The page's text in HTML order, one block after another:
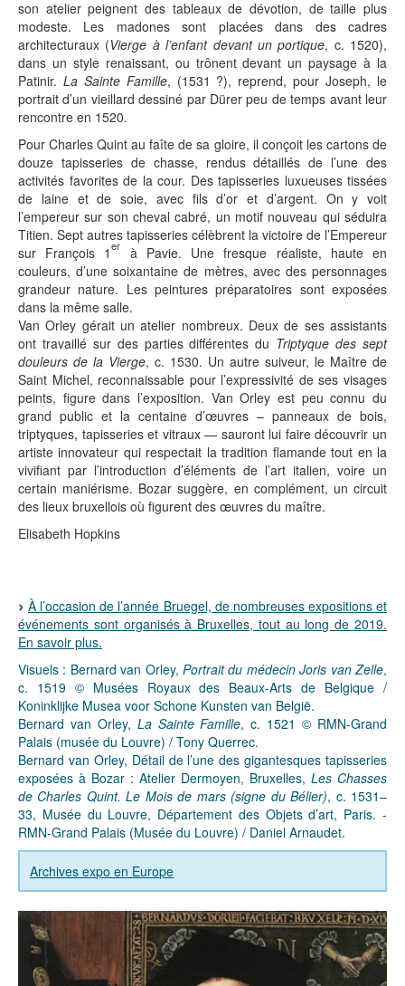
son atelier peignent des tableaux de dévotion, de taille plus
modeste. Les madones sont placées dans des cadres
architecturaux (Vierge à l’enfant devant un portique, c. 1520),
dans un style renaissant, ou trônent devant un paysage à la
Patinir. La Sainte Famille, (1531 ?), reprend, pour Joseph, le
portrait d’un vieillard dessiné par Dürer peu de temps avant leur
rencontre en 1520.
Pour Charles Quint au faîte de sa gloire, il conçoit les cartons de
douze tapisseries de chasse, rendus détaillés de l’une des
activités favorites de la cour. Des tapisseries luxueuses tissées
de laine et de soie, avec fils d’or et d’argent. On y voit
l’empereur sur son cheval cabré, un motif nouveau qui séduira
Titien. Sept autres tapisseries célèbrent la victoire de l’Empereur
sur François 1er
à Pavie. Une fresque réaliste, haute en
couleurs, d’une soixantaine de mètres, avec des personnages
grandeur nature. Les peintures préparatoires sont exposées
dans la même salle.
Van Orley gérait un atelier nombreux. Deux de ses assistants
ont travaillé sur des parties différentes du Triptyque des sept
douleurs de la Vierge, c. 1530. Un autre suiveur, le Maître de
Saint Michel, reconnaissable pour l’expressivité de ses visages
peints, figure dans l’exposition. Van Orley est peu connu du
grand public et la centaine d’œuvres – panneaux de bois,
triptyques, tapisseries et vitraux — sauront lui faire découvrir un
artiste innovateur qui respectait la tradition flamande tout en la
vivifiant par l’introduction d’éléments de l’art italien, voire un
certain maniérisme. Bozar suggère, en complément, un circuit
des lieux bruxellois où figurent des œuvres du maître.
Elisabeth Hopkins
À l’occasion de l’année Bruegel, de nombreuses expositions et
événements sont organisés à Bruxelles, tout au long de 2019.
En savoir plus.
Visuels : Bernard van Orley, Portrait du médecin Joris van Zelle,
c. 1519 © Musées Royaux des Beaux-Arts de Belgique /
Koninklijke Musea voor Schone Kunsten van België.
Bernard van Orley, La Sainte Famille, c. 1521 © RMN-Grand
Palais (musée du Louvre) / Tony Querrec.
Bernard van Orley, Détail de l’une des gigantesques tapisseries
exposées à Bozar : Atelier Dermoyen, Bruxelles, Les Chasses
de Charles Quint. Le Mois de mars (signe du Bélier), c. 1531–
33, Musée du Louvre, Département des Objets d’art, Paris. -
RMN-Grand Palais (Musée du Louvre) / Daniel Arnaudet.
Archives expo en Europe